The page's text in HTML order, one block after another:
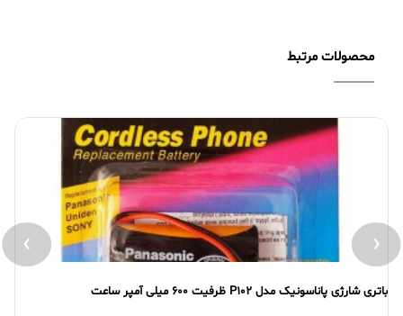
محصولات مرتبط
باتری شارژی پاناسونیک مدل P102 ظرفیت 600 میلی آمپر ساعت
‹
›